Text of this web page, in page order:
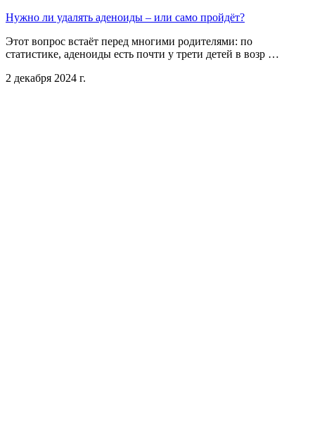
Нужно ли удалять аденоиды – или само пройдёт?
Этот вопрос встаёт перед многими родителями: по
статистике, аденоиды есть почти у трети детей в возр …
2 декабря 2024 г.